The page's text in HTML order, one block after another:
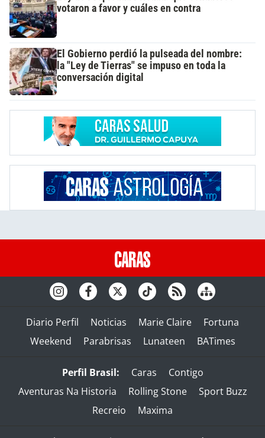
votaron a favor y cuáles en contra
El Gobierno perdió la pulseada del nombre:
la "Ley de Tierras" se impuso en toda la
conversación digital
Diario Perfil Noticias Marie Claire
Fortuna
Weekend
Parabrisas Lunateen BATimes
Perfil Brasil: Caras
Contigo
Aventuras Na Historia
Rolling Stone
Sport Buzz
Recreio
Maxima